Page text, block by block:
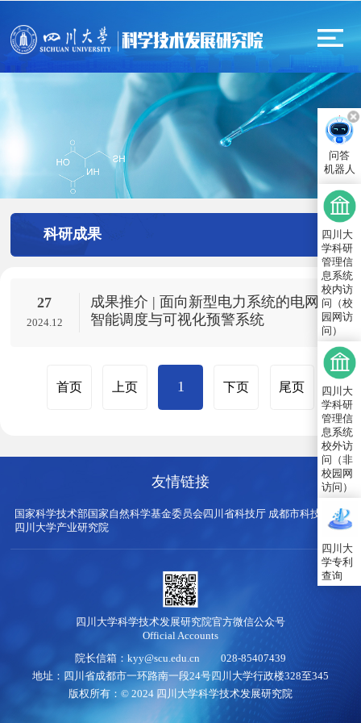
科研成果
27
2024.12
成果推介 | 面向新型电力系统的电网
智能调度与可视化预警系统
首页 上页 1 下页 尾页
友情链接
国家科学技术部国家自然科学基金委员会四川省科技厅 成都市科技局
四川大学产业研究院
四川大学科学技术发展研究院官方微信公众号
Official Accounts
院长信箱：kyy@scu.edu.cn 028-85407439
地址：四川省成都市一环路南一段24号四川大学行政楼328至345
版权所有：© 2024 四川大学科学技术发展研究院
问答
机器人
四川大
学科研
管理信
息系统
校内访
问（校
园网访
问）
四川大
学科研
管理信
息系统
校外访
问（非
校园网
访问）
四川大
学专利
查询